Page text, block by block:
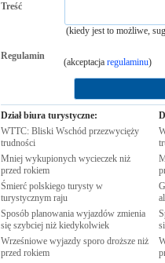
Treść
(kiedy jest to możliwe,
Regulamin
(akceptacja regulaminu)
Dział biura turystyczne:
WTTC: Bliski Wschód przezwycięży
trudności
Mniej wykupionych wycieczek niż
przed rokiem
Śmierć polskiego turysty w
turystycznym raju
Sposób planowania wyjazdów zmienia
się szybciej niż kiedykolwiek
Wrześniowe wyjazdy sporo droższe niż
przed rokiem